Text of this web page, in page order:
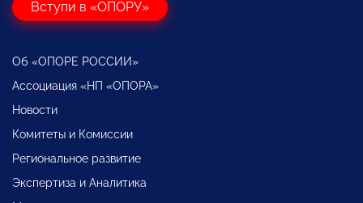
Вступи в «ОПОРУ»
Об «ОПОРЕ РОССИИ»
Ассоциация «НП «ОПОРА»
Новости
Комитеты и Комиссии
Региональное развитие
Экспертиза и Аналитика